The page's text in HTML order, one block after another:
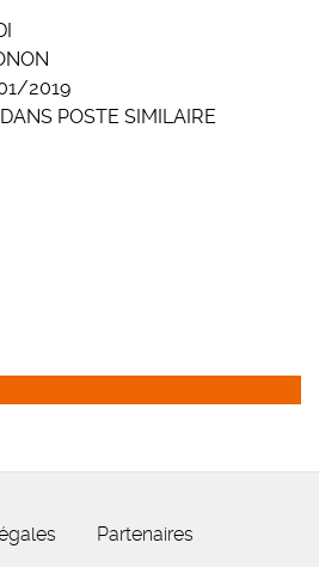
2019
POSTE SIMILAIRE
Partenaires